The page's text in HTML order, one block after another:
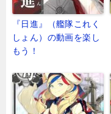
『日進』（艦隊これく
しょん）の動画を楽し
もう！